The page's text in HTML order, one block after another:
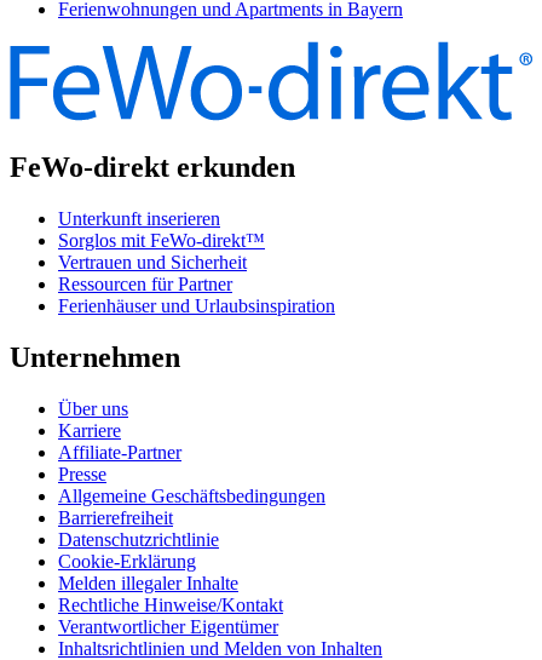
Ferienwohnungen und Apartments in Bayern
FeWo-direkt erkunden
Unterkunft inserieren
Sorglos mit FeWo-direkt™
Vertrauen und Sicherheit
Ressourcen für Partner
Ferienhäuser und Urlaubsinspiration
Unternehmen
Über uns
Karriere
Affiliate-Partner
Presse
Allgemeine Geschäftsbedingungen
Barrierefreiheit
Datenschutzrichtlinie
Cookie-Erklärung
Melden illegaler Inhalte
Rechtliche Hinweise/Kontakt
Verantwortlicher Eigentümer
Inhaltsrichtlinien und Melden von Inhalten